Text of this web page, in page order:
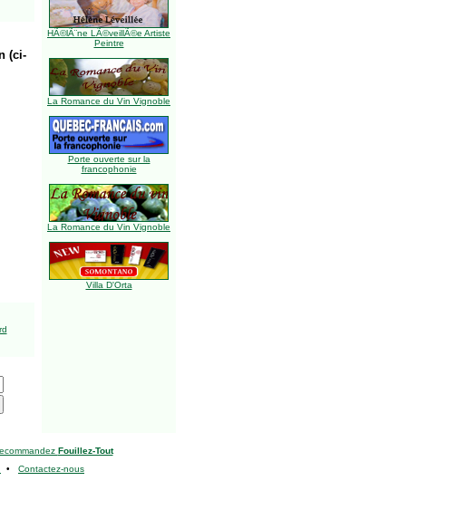
(ci-
HÃ©lÃ¨ne LÃ©veillÃ©e Artiste
Peintre
La Romance du Vin Vignoble
Porte ouverte sur la
francophonie
La Romance du Vin Vignoble
Villa D'Orta
Fouillez-Tout
• Contactez-nous